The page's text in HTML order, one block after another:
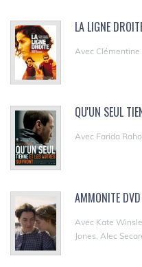
LA LIGNE
Avec Clémentine
QU'UN SEUL
Avec Farida
AMMONITE DVD
Avec Kate
Jones, Alec